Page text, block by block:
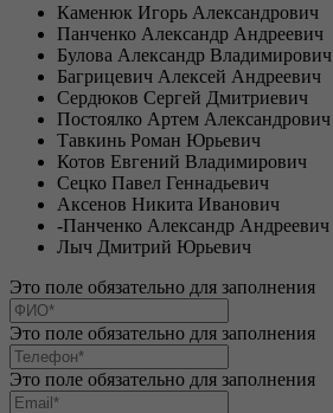
Каменюк Игорь Александрович
Панченко Александр Андреевич
Булова Александр Владимирович
Багрицевич Алексей Андреевич
Сердюков Сергей Дмитриевич
Постоялко Артем Александрович
Тавкинь Роман Юрьевич
Котов Евгений Владимирович
Сецко Павел Геннадьевич
Аксенов Никита Иванович
-Панченко Александр Андреевич
Лыч Дмитрий Юрьевич
Это поле обязательно для заполнения
Это поле обязательно для заполнения
Это поле обязательно для заполнения